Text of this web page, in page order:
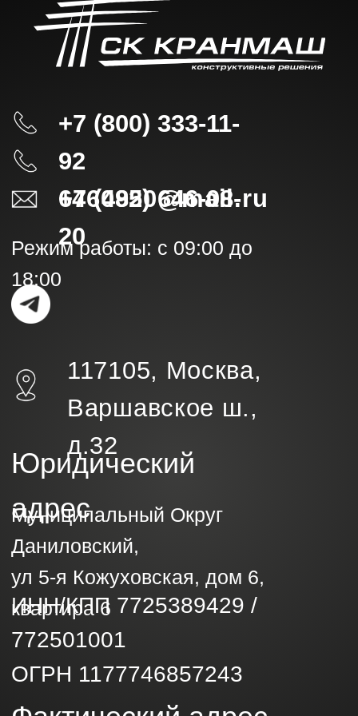
Согласие на обработку
персональных данных
117 105, г. Москва, Варшавское
шоссе, дом.32,офис 202.